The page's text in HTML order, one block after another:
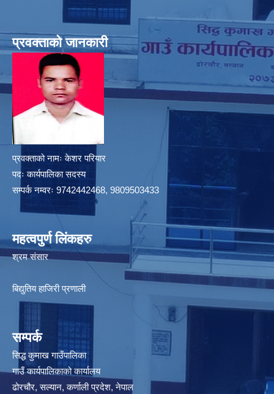
प्रवक्ताको जानकारी
प्रवक्ताको नामः केशर परियार
पदः कार्यपालिका सदस्य
सम्पर्क नम्वरः 9742442468, 9809503433
महत्वपुर्ण लिंकहरु
श्रम संसार
बिद्युतिय हाजिरी प्रणाली
सम्पर्क
सिद्ध कुमाख गाउँपालिका
गाउँ कार्यपालिकाको कार्यालय
ढोरचौर, सल्यान, कर्णाली प्रदेश, नेपाल